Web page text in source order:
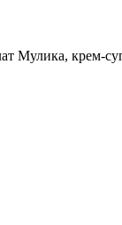
Мулика,